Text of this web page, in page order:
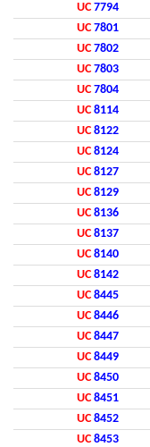
UC 7794
UC 7801
UC 7802
UC 7803
UC 7804
UC 8114
UC 8122
UC 8124
UC 8127
UC 8129
UC 8136
UC 8137
UC 8140
UC 8142
UC 8445
UC 8446
UC 8447
UC 8449
UC 8450
UC 8451
UC 8452
UC 8453